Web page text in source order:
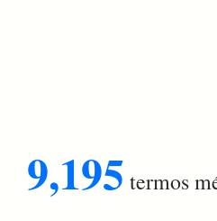
9,195 termos